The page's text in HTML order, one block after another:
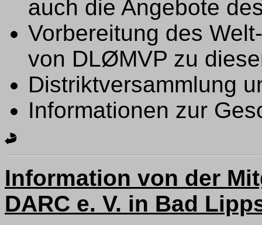
auch die Angebote
Vorbereitung des
von DLØMVP zu
Distriktversammlung
Informationen zur
Information von der
DARC e. V. in Bad